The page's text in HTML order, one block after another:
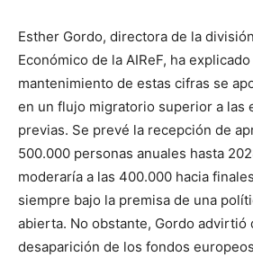
Esther Gordo, directora de la
Económico de la AIReF, ha
mantenimiento de estas cifras se
en un flujo migratorio superior a las
previas. Se prevé la recepción de
500.000 personas anuales hasta
moderaría a las 400.000 hacia
siempre bajo la premisa de una
abierta. No obstante, Gordo advirtió
desaparición de los fondos